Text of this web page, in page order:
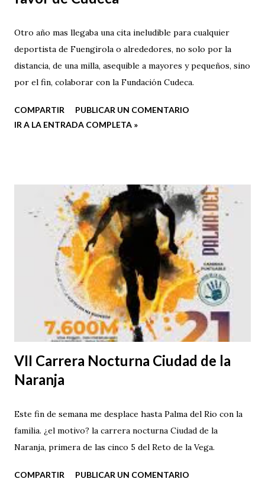
Otro año mas llegaba una cita ineludible para cualquier
deportista de Fuengirola o alrededores, no solo por la
distancia, de una milla, asequible a mayores y pequeños, sino
por el fin, colaborar con la Fundación Cudeca.
COMPARTIR
PUBLICAR UN COMENTARIO
IR A LA ENTRADA COMPLETA »
VII Carrera Nocturna Ciudad de la
Naranja
Este fin de semana me desplace hasta Palma del Rio con la
familia. ¿el motivo? la carrera nocturna Ciudad de la
Naranja, primera de las cinco 5 del Reto de la Vega.
COMPARTIR PUBLICAR UN COMENTARIO